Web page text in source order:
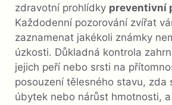
zdravotní prohlídky preventivní
Každodenní pozorování zvířat
zaznamenat jakékoli známky
úzkosti. Důkladná kontrola
jejich peří nebo srsti na
posouzení tělesného stavu, zda
úbytek nebo nárůst hmotnosti,